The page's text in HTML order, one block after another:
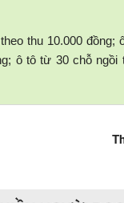
thu 10.000 đồng;
ô tô từ 30 chỗ